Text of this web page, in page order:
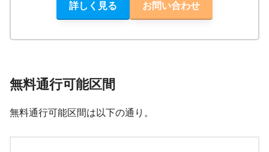
詳しく見る お問い合わせ
無料通行可能区間
無料通行可能区間は以下の通り。